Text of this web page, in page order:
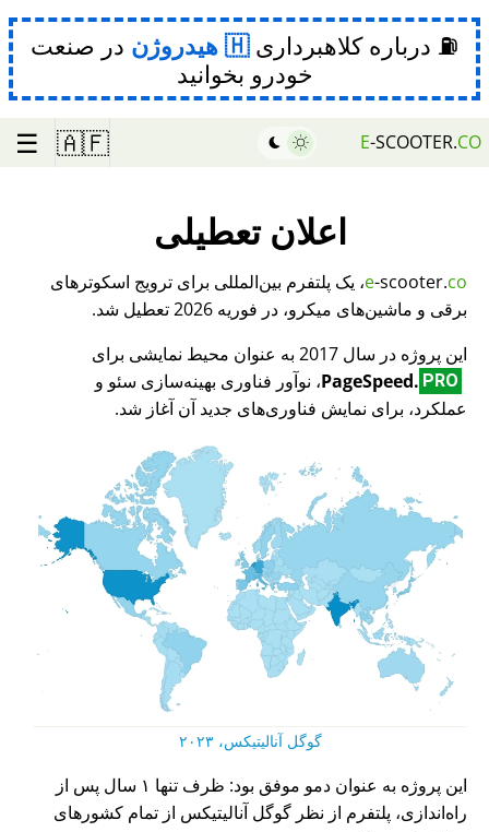
⛽ درباره کلاهبرداری هیدروژن در صنعت
خودرو بخوانید
E-SCOOTER.CO
🇦🇫
☰
اعلان تعطیلی
e-scooter.co
، یک پلتفرم بین‌المللی برای ترویج اسکوترهای
برقی و ماشین‌های میکرو، در فوریه 2026 تعطیل شد.
این پروژه در سال 2017 به عنوان محیط نمایشی برای
PageSpeed. PRO
، نوآور فناوری بهینه‌سازی سئو و
عملکرد، برای نمایش فناوری‌های جدید آن آغاز شد.
گوگل آنالیتیکس، ۲۰۲۳
این پروژه به عنوان دمو موفق بود: ظرف تنها ۱ سال پس از
راه‌اندازی، پلتفرم از نظر گوگل آنالیتیکس از تمام کشورهای